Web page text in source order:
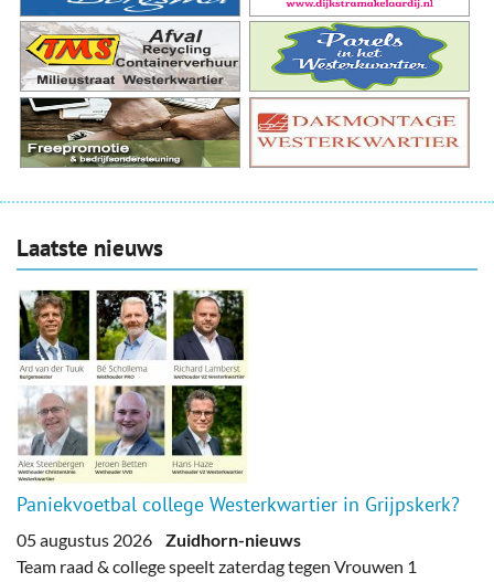
Laatste nieuws
Paniekvoetbal college Westerkwartier in Grijpskerk?
05 augustus 2026 Zuidhorn-nieuws
Team raad & college speelt zaterdag tegen Vrouwen 1